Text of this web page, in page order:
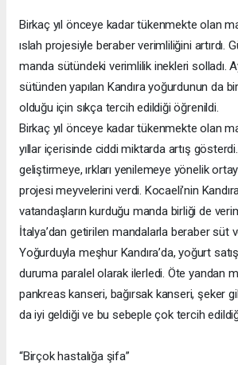
Birkaç yıl önceye kadar tükenmekte olan
ıslah projesiyle beraber verimliliğini artırdı.
manda sütündeki verimlilik inekleri solladı.
sütünden yapılan Kandıra yoğurdunun da
olduğu için sıkça tercih edildiği öğrenildi.
Birkaç yıl önceye kadar tükenmekte olan
yıllar içerisinde ciddi miktarda artış
geliştirmeye, ırkları yenilemeye yönelik
projesi meyvelerini verdi. Kocaeli’nin
vatandaşların kurduğu manda birliği de
İtalya’dan getirilen mandalarla beraber süt
Yoğurduyla meşhur Kandıra’da, yoğurt
duruma paralel olarak ilerledi. Öte yandan
pankreas kanseri, bağırsak kanseri, şeker
da iyi geldiği ve bu sebeple çok tercih
“Birçok hastalığa şifa”